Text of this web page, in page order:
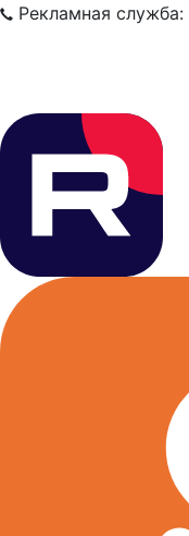
Рекламная служба: